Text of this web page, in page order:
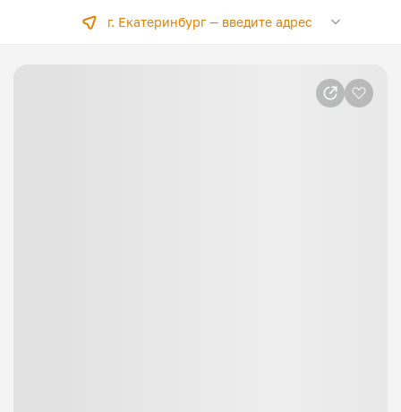
г. Екатеринбург —введите адрес